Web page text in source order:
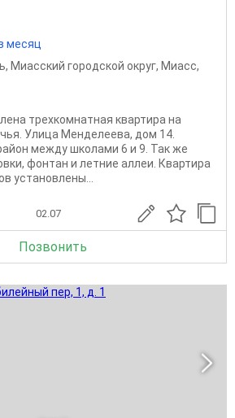
месяц
, Миасский городской округ, Миасс,
трехкомнатная квартира на
Улица Менделеева, дом 14.
между школами 6 и 9. Так же
фонтан и летние аллеи. Квартира
установлены...
02.07
Позвонить